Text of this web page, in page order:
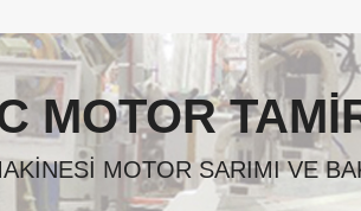
MOTOR
MOTOR SARIMI VE